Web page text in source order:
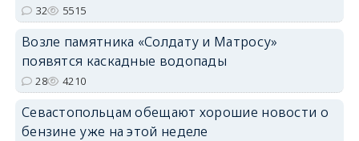
32 5515
Возле памятника «Солдату и Матросу»
появятся каскадные водопады
28 4210
Севастопольцам обещают хорошие новости о
бензине уже на этой неделе